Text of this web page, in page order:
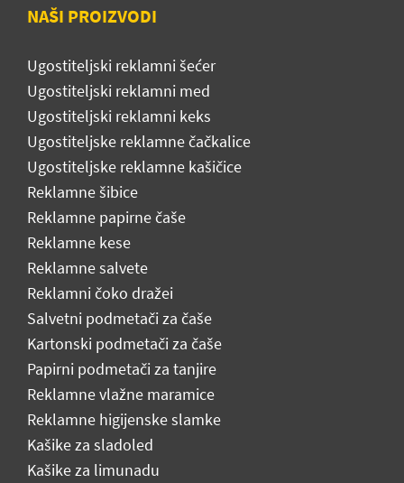
NAŠI PROIZVODI
Ugostiteljski reklamni šećer
Ugostiteljski reklamni med
Ugostiteljski reklamni keks
Ugostiteljske reklamne čačkalice
Ugostiteljske reklamne kašičice
Reklamne šibice
Reklamne papirne čaše
Reklamne kese
Reklamne salvete
Reklamni čoko dražei
Salvetni podmetači za čaše
Kartonski podmetači za čaše
Papirni podmetači za tanjire
Reklamne vlažne maramice
Reklamne higijenske slamke
Kašike za sladoled
Kašike za limunadu